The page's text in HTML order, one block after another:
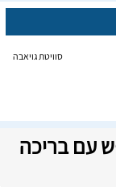
סוויטת גויאבה
עם בריכה